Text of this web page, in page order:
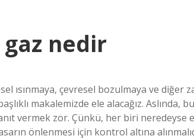
nedir
ısınmaya, çevresel bozulmaya ve
makalemizde ele alacağız. Aslında,
vermek zor. Çünkü, her biri neredeyse
önlenmesi için kontrol altına